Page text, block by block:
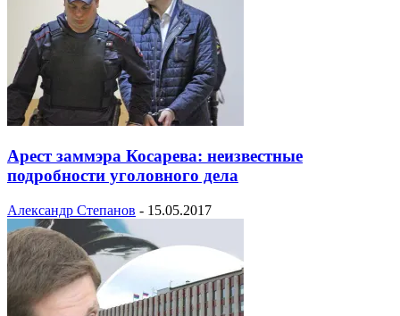
Арест заммэра Косарева: неизвестные
подробности уголовного дела
Александр Степанов - 15.05.2017